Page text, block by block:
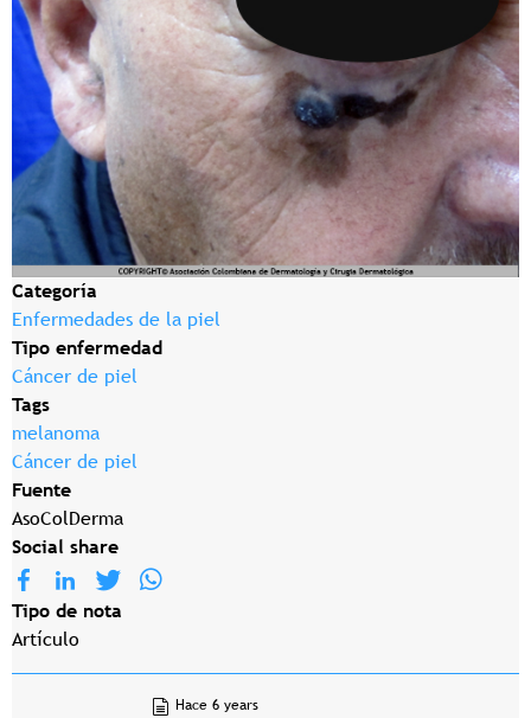
Categoría
Enfermedades de la piel
Tipo enfermedad
Cáncer de piel
Tags
melanoma
Cáncer de piel
Fuente
AsoColDerma
Social share
Tipo de nota
Artículo
Hace 6 years